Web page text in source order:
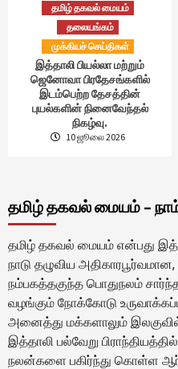
தமிழ் தகவல் மையம்
தலையங்கம்
முக்கியச் செய்திகள்
இத்தாலி பியல்லா மற்றும்
ஜெனோவா பிரதேசங்களில்
இடம்பெற்ற தேசத்தின்
புயல்களின் நினைவேந்தல்
நிகழ்வு.
10 ஜூலை 2026
தமிழ் தகவல் மையம் –
தமிழ் தகவல் மையம் என்பது
நாடு தழுவிய
நம்பகத்தகுந்த பொதுநலம்
வழங்கும் நோக்கோடு
அனைத்து மக்களாலும்
இத்தாலி பல்வேறு
நலன்களை பகிர்ந்து கொள்ள